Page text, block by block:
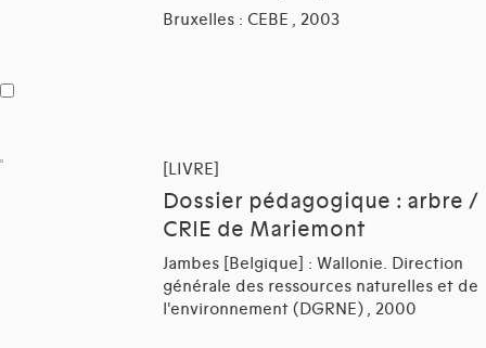
Bruxelles : CEBE , 2003
[LIVRE]
Dossier pédagogique : arbre /
CRIE de Mariemont
Jambes [Belgique] : Wallonie. Direction
générale des ressources naturelles et de
l'environnement (DGRNE) , 2000